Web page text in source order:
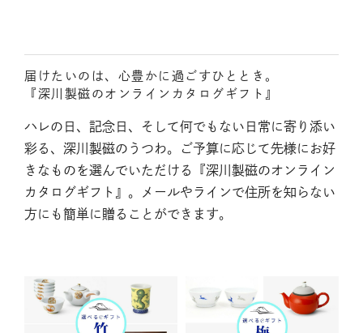
届けたいのは、心豊かに過ごすひととき。
『深川製磁のオンラインカタログギフト』
ハレの日、記念日、そして何でもない日常に寄り添い
彩る、深川製磁のうつわ。ご予算に応じて先様にお好
きなものを選んでいただける『深川製磁のオンライン
カタログギフト』。メールやラインで住所を知らない
方にも簡単に贈ることができます。